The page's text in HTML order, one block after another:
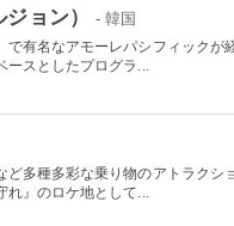
ョン） - 韓国
で有名なアモーレパシフィックが
ースとしたプログラ...
ど多種多彩な乗り物のアトラクシ
れ』のロケ地として...